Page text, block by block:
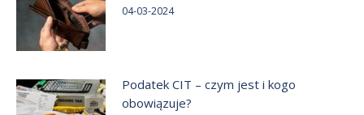
04-03-2024
Podatek CIT – czym jest i kogo
obowiązuje?